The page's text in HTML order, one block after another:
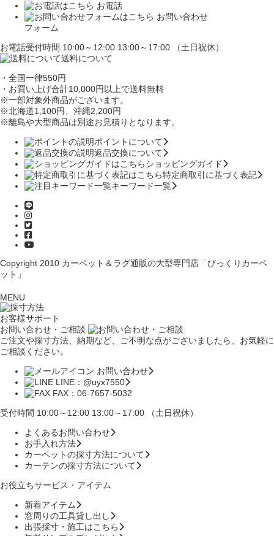
お電話
お問い合わせ
フォーム
お電話受付時間 10:00～12:00 13:00～17:00 （土日祝休）
送料について
・全国一律550円
・お買い上げ合計10,000円 以上で送料無料
※一部対象外商品がございます。
※北海道1,100円、沖縄2,200円
※離島や大型商品は別途お見積りとなります。
ポイントについて
返品交換について
ショッピングガイド
特定商取引に基づく表記
キーワード一覧
Copyright 2010 カーペット＆ラグ通販の大型専門店「びっくりカーペ
ット」
MENU
お客様サポート
お問い合わせ・ご相談
ご注文や採寸方法、納期など、ご不明な点がございましたら、お気軽に
ご相談ください。
お問い合わせ
LINE：@uyx7550
FAX：06-7657-5032
受付時間 10:00～12:00 13:00～17:00 （土日祝休）
よくあるお問い合わせ
お手入れ方法
カーペットの採寸方法について
カーテンの採寸方法について
お役立ちサービス・アイテム
新着アイテム
窓周りの工具貸し出し
出張採寸・施工はこちら